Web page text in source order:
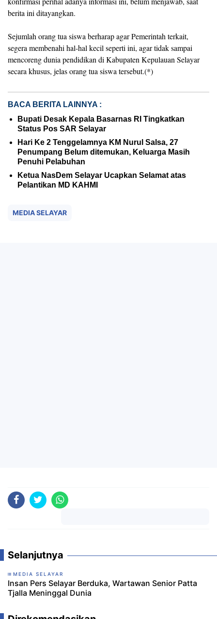
berita ini ditayangkan.
Sejumlah orang tua siswa berharap agar Pemerintah terkait,
segera membenahi hal-hal kecil seperti ini, agar tidak sampai
mencoreng dunia pendidikan di Kabupaten Kepulauan Selayar
secara khusus, jelas orang tua siswa tersebut.(*)
BACA BERITA LAINNYA :
Bupati Desak Kepala Basarnas RI Tingkatkan
Status Pos SAR Selayar
Hari Ke 2 Tenggelamnya KM Nurul Salsa, 27
Penumpang Belum ditemukan, Keluarga Masih
Penuhi Pelabuhan
Ketua NasDem Selayar Ucapkan Selamat atas
Pelantikan MD KAHMI
MEDIA SELAYAR
Selanjutnya
MEDIA SELAYAR
Insan Pers Selayar Berduka, Wartawan Senior Patta
Tjalla Meninggal Dunia